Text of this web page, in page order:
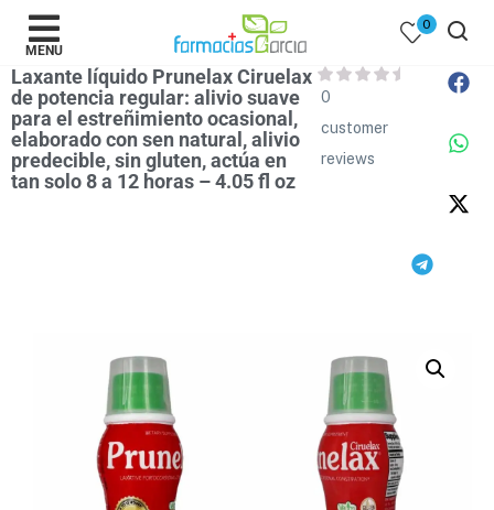
MENU
0
Laxante líquido Prunelax Ciruelax
de potencia regular: alivio suave
para el estreñimiento ocasional,
elaborado con sen natural, alivio
predecible, sin gluten, actúa en
tan solo 8 a 12 horas – 4.05 fl oz
0
customer
reviews